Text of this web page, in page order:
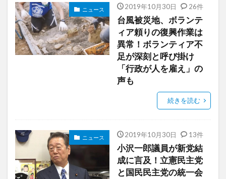
ニュース 2019年10月30日 26件
台風被災地、ボランテ
ィア頼りの復興作業は
異常！ボランティア不
足が深刻と呼び掛け
「行政が人を雇え」の
声も
続きを読む
ニュース 2019年10月30日 13件
小沢一郎議員が新党結
成に言及！立憲民主党
と国民民主党の統一会